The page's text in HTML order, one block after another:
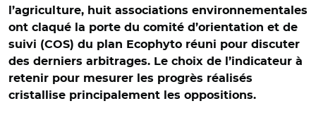
l’agriculture, huit associations environnementales
ont claqué la porte du comité d’orientation et de
suivi (COS) du plan Ecophyto réuni pour discuter
des derniers arbitrages. Le choix de l’indicateur à
retenir pour mesurer les progrès réalisés
cristallise principalement les oppositions.